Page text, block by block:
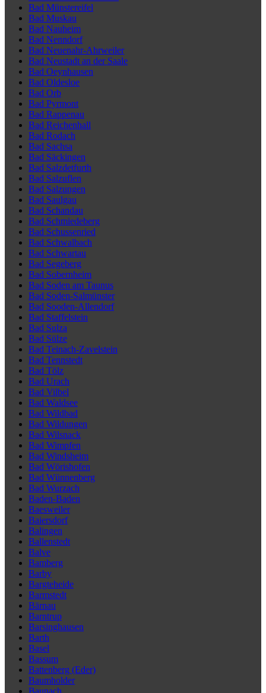
Bad Münstereifel
Bad Muskau
Bad Nauheim
Bad Nenndorf
Bad Neuenahr-Ahrweiler
Bad Neustadt an der Saale
Bad Oeynhausen
Bad Oldesloe
Bad Orb
Bad Pyrmont
Bad Rappenau
Bad Reichenhall
Bad Rodach
Bad Sachsa
Bad Säckingen
Bad Salzdetfurth
Bad Salzuflen
Bad Salzungen
Bad Saulgau
Bad Schandau
Bad Schmiedeberg
Bad Schussenried
Bad Schwalbach
Bad Schwartau
Bad Segeberg
Bad Sobernheim
Bad Soden am Taunus
Bad Soden-Salmünster
Bad Sooden-Allendorf
Bad Staffelstein
Bad Sulza
Bad Sülze
Bad Teinach-Zavelstein
Bad Tennstedt
Bad Tölz
Bad Urach
Bad Vilbel
Bad Waldsee
Bad Wildbad
Bad Wildungen
Bad Wilsnack
Bad Wimpfen
Bad Windsheim
Bad Wörishofen
Bad Wünnenberg
Bad Wurzach
Baden-Baden
Baesweiler
Baiersdorf
Balingen
Ballenstedt
Balve
Bamberg
Barby
Bargteheide
Barmstedt
Bärnau
Barntrup
Barsinghausen
Barth
Basel
Bassum
Battenberg (Eder)
Baumholder